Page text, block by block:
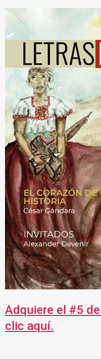
Adquiere el #5
clic aquí.